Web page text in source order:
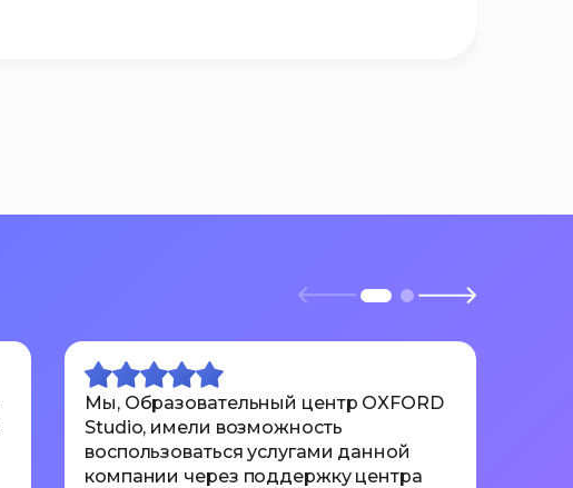
Мы, Образовательный центр OXFORD
Studio, имели возможность
воспользоваться услугами данной
компании через поддержку центра